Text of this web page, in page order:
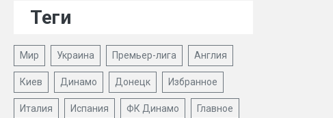
Теги
Мир Украина Премьер-лига Англия
Киев Динамо Донецк Избранное
Италия Испания ФК Динамо Главное